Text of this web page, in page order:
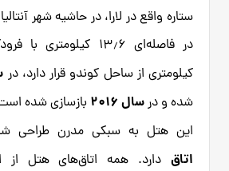
ستاره واقع در لارا، در حاشیه شهر
کیلومتری از ساحل کوندو قرار دارد، در
شده و درسال ۲۰۱۶
بازسازی شده
این هتل به سبکی مدرن طراحی
اتاق دارد. همه اتاق‌های هتل از